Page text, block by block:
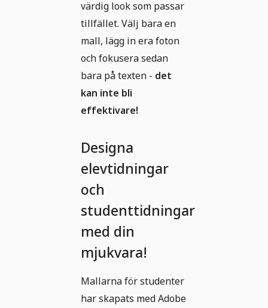
värdig look som passar
tillfället. Välj bara en
mall, lägg in era foton
och fokusera sedan
bara på texten - det
kan inte bli
effektivare!
Designa
elevtidningar
och
studenttidningar
med din
mjukvara!
Mallarna för studenter
har skapats med Adobe